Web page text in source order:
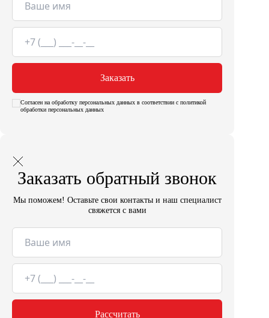
Заказать
Согласен на обработку персональных данных в соответствии с политикой
обработки персональных данных
Заказать обратный звонок
Мы поможем! Оставьте свои контакты и наш специалист
свяжется с вами
Рассчитать